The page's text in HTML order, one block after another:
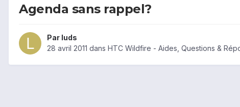
Agenda sans rappel?
Par luds
28 avril 2011 dans HTC Wildfire - Aides, Questions &